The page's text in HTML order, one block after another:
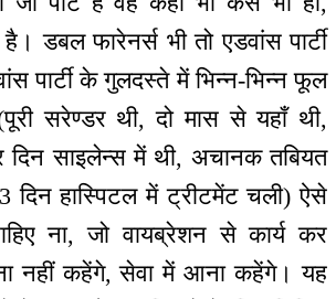
डबल फारेनर्स भी तो एडवांस पार्टी
पार्टी के गुलदस्ते में भिन्न-भिन्न फूल
सरेण्डर थी, दो मास से यहाँ थी,
दिन साइलेन्स में थी, अचानक तबियत
दिन हास्पिटल में ट्रीटमेंट चली) ऐसे
ना, जो वायब्रेशन से कार्य कर
नहीं कहेंगे, सेवा में आना कहेंगे। यह